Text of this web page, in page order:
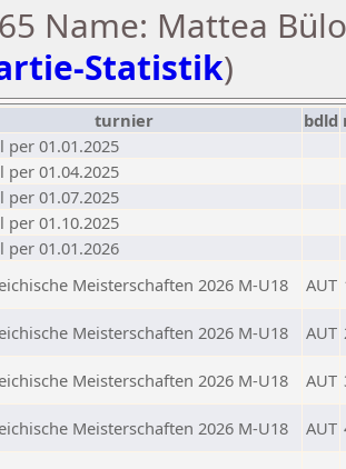
Name: Mattea
Statistik)
turnier bdld
per 01.01.2025
per 01.04.2025
per 01.07.2025
per 01.10.2025
per 01.01.2026
Meisterschaften 2026 M-U18 AUT
Meisterschaften 2026 M-U18 AUT
Meisterschaften 2026 M-U18 AUT
Meisterschaften 2026 M-U18 AUT